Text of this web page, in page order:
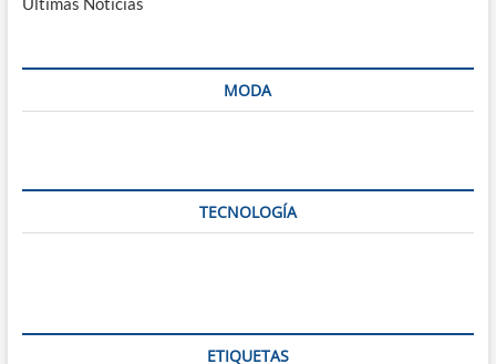
MODA
TECNOLOGÍA
ETIQUETAS